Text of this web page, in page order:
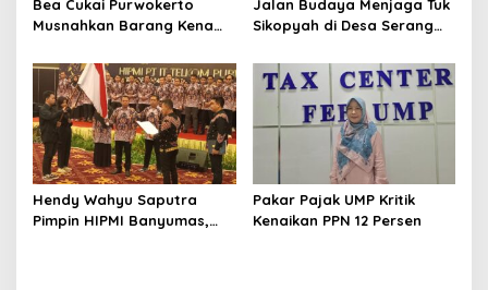
Bea Cukai Purwokerto
Musnahkan Barang Kena
Miliar
Jalan Budaya Menjaga Tuk
Sikopyah di Desa Serang
Hendy Wahyu Saputra
Pimpin HIPMI Banyumas,
Pakar Pajak UMP Kritik
Kenaikan PPN 12 Persen